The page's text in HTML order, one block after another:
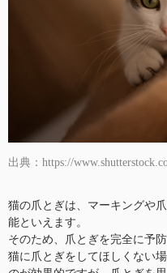
出典：https://
猫の爪とぎは、マーキングや
能といえます。
そのため、爪とぎを完全に予
猫に爪とぎをしてほしくない